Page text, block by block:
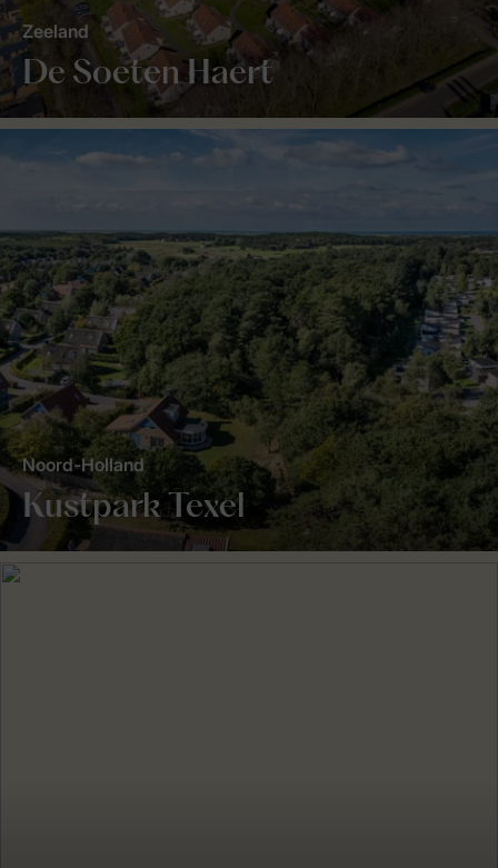
De Soeten Haert
Zeeland
Kustpark Texel
Noord-Holland